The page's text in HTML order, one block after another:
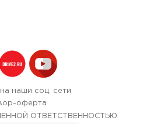
наши соц. сети
оферта
ОТВЕТСТВЕННОСТЬЮ